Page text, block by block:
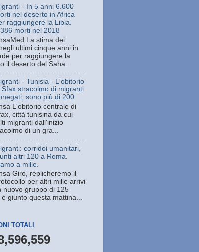
- In 5 anni 6.600
nel deserto in Africa
raggiungere la Libia.
morti nel 2018
La stima dei
ultimi cinque anni in
per raggiungere la
il deserto del Saha...
- Tunisia - L'obitorio
Sfax stracolmo di migranti
sono più di 200
L'obitorio centrale di
città tunisina da cui
migranti dall'inizio
di un gra...
corridoi umanitari,
altri 120 a Roma.
a mille.
Giro, replicheremo il
per altri mille arrivi
nuovo gruppo di 125
giunto questa mattina...
TOTALI